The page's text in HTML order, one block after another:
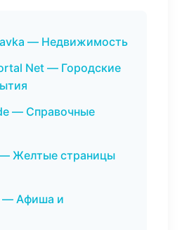
— Недвижимость
Net — Городские
— Справочные
Желтые страницы
— Афиша и